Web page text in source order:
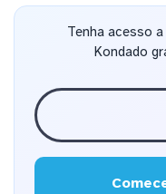
Tenha acesso
Kondado